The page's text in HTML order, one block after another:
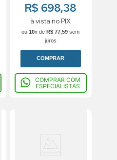
R$ 698,38
à vista no PIX
ou 10x de R$ 77,59 sem
juros
COMPRAR
COMPRAR COM
ESPECIALISTAS